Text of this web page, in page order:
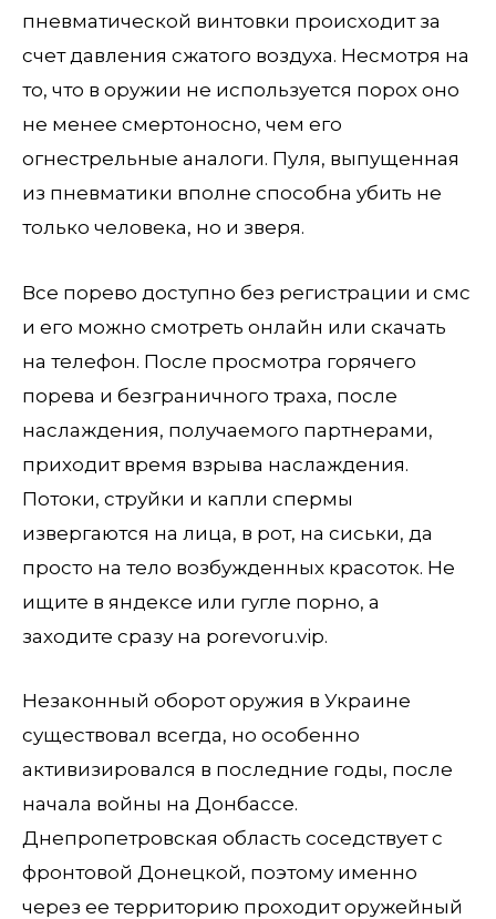
пневматической винтовки происходит за
счет давления сжатого воздуха. Несмотря на
то, что в оружии не используется порох оно
не менее смертоносно, чем его
огнестрельные аналоги. Пуля, выпущенная
из пневматики вполне способна убить не
только человека, но и зверя.
Все порево доступно без регистрации и смс
и его можно смотреть онлайн или скачать
на телефон. После просмотра горячего
порева и безграничного траха, после
наслаждения, получаемого партнерами,
приходит время взрыва наслаждения.
Потоки, струйки и капли спермы
извергаются на лица, в рот, на сиськи, да
просто на тело возбужденных красоток. Не
ищите в яндексе или гугле порно, а
заходите сразу на porevoru.vip.
Незаконный оборот оружия в Украине
существовал всегда, но особенно
активизировался в последние годы, после
начала войны на Донбассе.
Днепропетровская область соседствует с
фронтовой Донецкой, поэтому именно
через ее территорию проходит оружейный